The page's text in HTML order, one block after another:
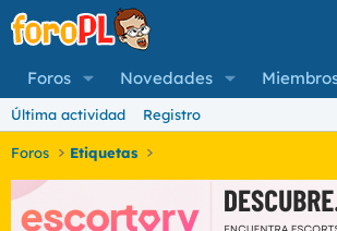
Foros Novedades
Última actividad Registro
Foros Etiquetas